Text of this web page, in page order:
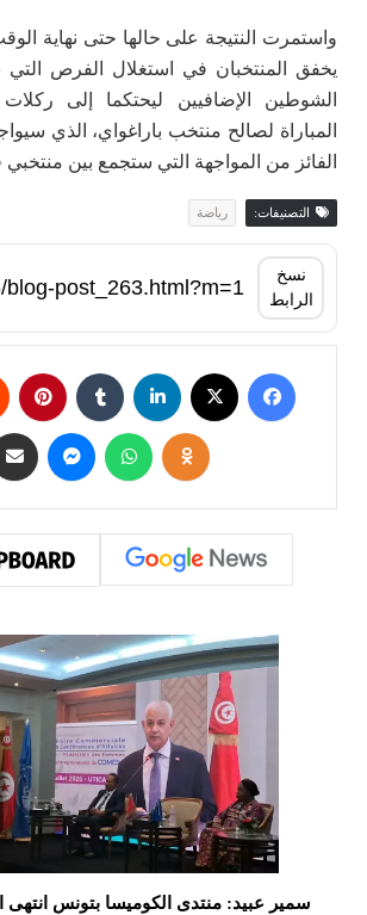
واستمرت النتيجة على حالها حتى نهاية
يخفق المنتخبان في استغلال الفرص
الشوطين الإضافيين ليحتكما إلى ركلات
المباراة لصالح منتخب باراغواي، الذي
الفائز من المواجهة التي ستجمع بين
التصنيفات: رياضة
نسخ
الرابط
سمير عبيد: منتدى الكوميسا بتونس